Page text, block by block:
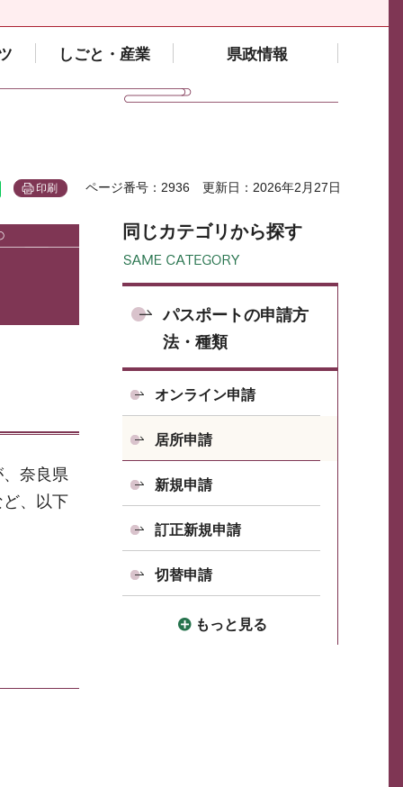
しごと・産業 県政情報
印刷 ページ番号：2936 更新日：2026年2月27日
奈良県
、以下
同じカテゴリから探す
パスポートの申請方
法・種類
オンライン申請
居所申請
新規申請
訂正新規申請
切替申請
もっと見る